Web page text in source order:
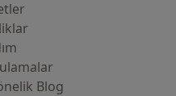
Blog